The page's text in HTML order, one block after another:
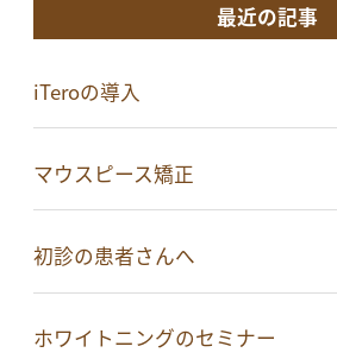
最近の記事
iTeroの導入
マウスピース矯正
初診の患者さんへ
ホワイトニングのセミナー